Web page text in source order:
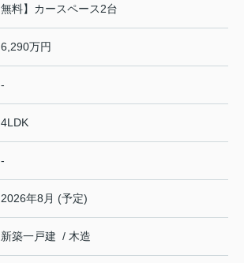
無料】カースペース2台
6,290万円
-
4LDK
-
2026年8月 (予定)
新築一戸建 / 木造